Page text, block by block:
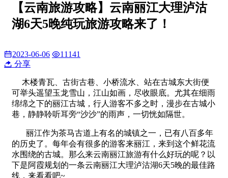
【云南旅游攻略】云南丽江大理泸沽
湖6天5晚纯玩旅游攻略来了！
2023-06-06
11141
分享
木楼青瓦、古街古巷、小桥流水、站在古城东大街便
可举头遥望玉龙雪山，江山如画，尽收眼底。尤其在细雨
绵绵之下的丽江古城，行人游客不多之时，漫步在古城小
巷，静静聆听耳旁“沙沙”的雨声，一切恍如隔世。
丽江作为茶马古道上有名的城镇之一，已有八百多年
的历史了。每年会有很多的游客来丽江，来到这个鲜花流
水围绕的古城。那么来云南丽江旅游有什么好玩的呢？以
下是阿霞规划的一条云南丽江大理泸沽湖6天5晚的最佳路
线，来看看吧~